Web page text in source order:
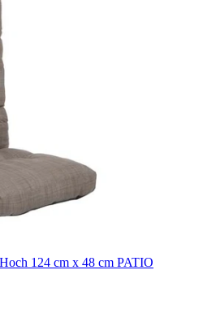
124 cm x 48 cm PATIO